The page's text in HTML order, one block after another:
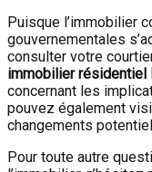
Puisque l’immobilier
gouvernementales
consulter votre
immobilier résidentiel
concernant les
pouvez également
changements
Pour toute autre